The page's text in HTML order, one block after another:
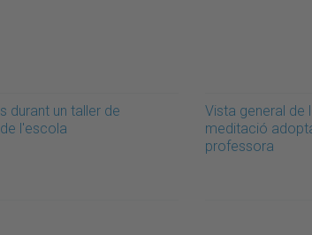
durant un taller de
l'escola
Vista general de
meditació
professora